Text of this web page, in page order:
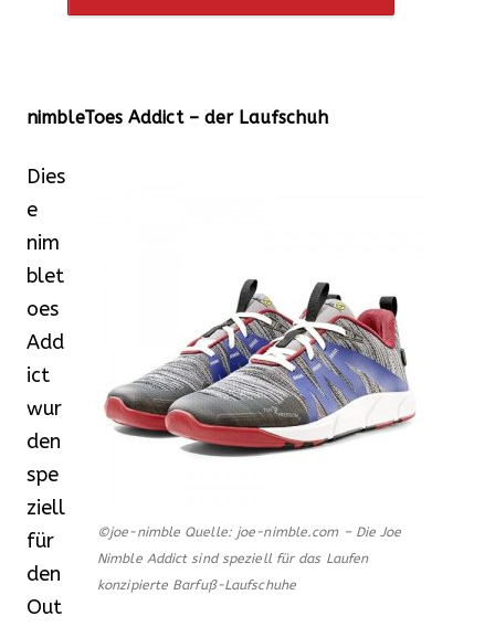
nimbleToes Addict – der Laufschuh
©joe-nimble Quelle: joe-nimble.com – Die Joe
Nimble Addict sind speziell für das Laufen
konzipierte Barfuß-Laufschuhe
Dies
e
nim
blet
oes
Add
ict
wur
den
spe
ziell
für
den
Out